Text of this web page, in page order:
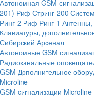
Автономная GSM-
201) Риф Стринг-200
Ринг-2 Риф Ринг-1
Клавиатуры,
Сибирский Арсенал
Автономные GSM
Радиоканальные
GSM Дополнительное
Microline
GSM cигнализации Microline